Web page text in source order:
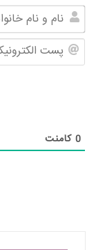
0 کامنت